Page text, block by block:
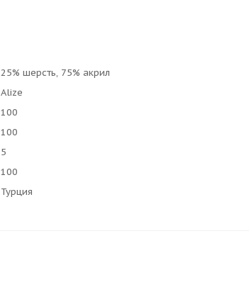
25% шерсть, 75% акрил
Alize
100
100
5
100
Турция